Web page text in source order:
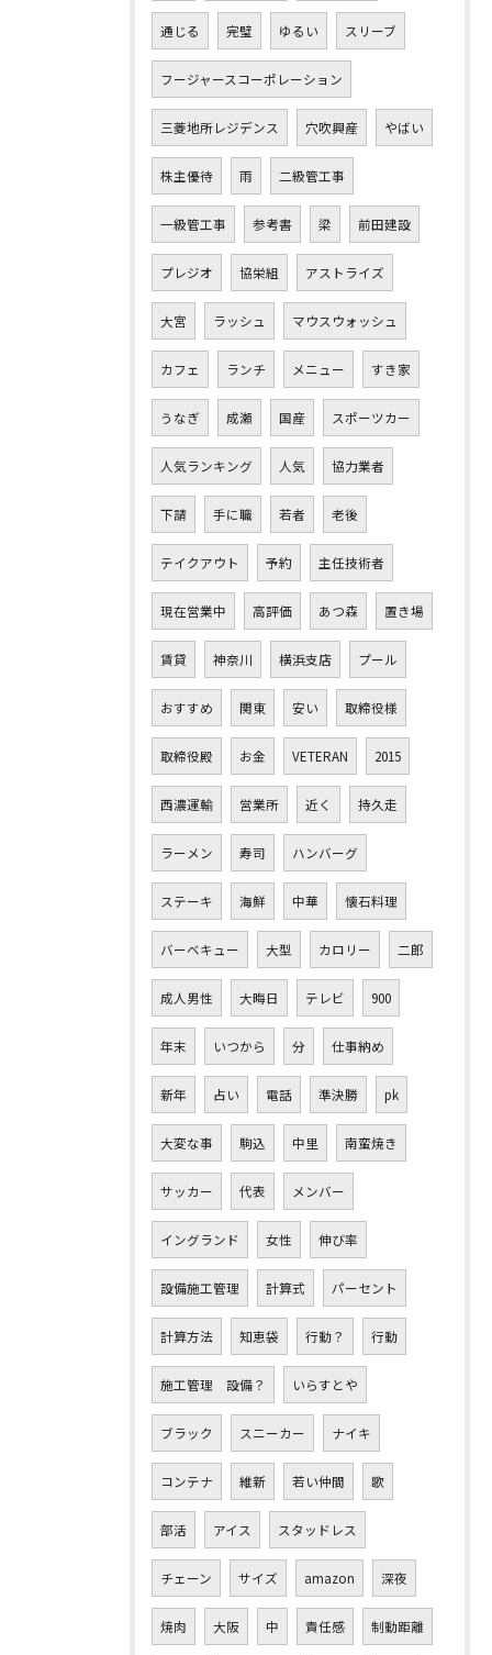
通じる 完璧 ゆるい スリーブ
フージャースコーポレーション
三菱地所レジデンス 穴吹興産 やばい
株主優待 雨 二級管工事
一級管工事 参考書 梁 前田建設
プレジオ 協栄組 アストライズ
大宮 ラッシュ マウスウォッシュ
カフェ ランチ メニュー すき家
うなぎ 成瀬 国産 スポーツカー
人気ランキング 人気 協力業者
下請 手に職 若者 老後
テイクアウト 予約 主任技術者
現在営業中 高評価 あつ森 置き場
賃貸 神奈川 横浜支店 プール
おすすめ 関東 安い 取締役様
取締役殿 お金 VETERAN 2015
西濃運輸 営業所 近く 持久走
ラーメン 寿司 ハンバーグ
ステーキ 海鮮 中華 懐石料理
バーベキュー 大型 カロリー 二郎
成人男性 大晦日 テレビ 900
年末 いつから 分 仕事納め
新年 占い 電話 準決勝 pk
大変な事 駒込 中里 南蛮焼き
サッカー 代表 メンバー
イングランド 女性 伸び率
設備施工管理 計算式 パーセント
計算方法 知恵袋 行動？ 行動
施工管理 設備？ いらすとや
ブラック スニーカー ナイキ
コンテナ 維新 若い仲間 歌
部活 アイス スタッドレス
チェーン サイズ amazon 深夜
焼肉 大阪 中 責任感 制動距離